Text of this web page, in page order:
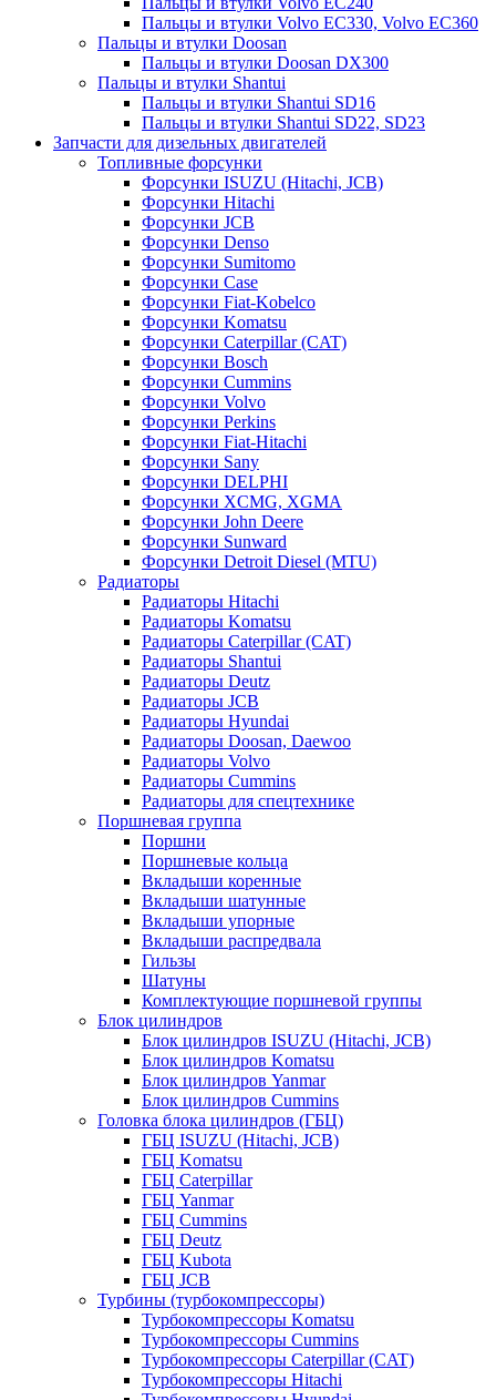
Пальцы и втулки Volvo EC330, Volvo EC360
Пальцы и втулки Doosan
Пальцы и втулки Doosan DX300
Пальцы и втулки Shantui
Пальцы и втулки Shantui SD16
Пальцы и втулки Shantui SD22, SD23
Запчасти для дизельных двигателей
Топливные форсунки
Форсунки ISUZU (Hitachi, JCB)
Форсунки Hitachi
Форсунки JCB
Форсунки Denso
Форсунки Sumitomo
Форсунки Case
Форсунки Fiat-Kobelco
Форсунки Komatsu
Форсунки Caterpillar (CAT)
Форсунки Bosch
Форсунки Cummins
Форсунки Volvo
Форсунки Perkins
Форсунки Fiat-Hitachi
Форсунки Sany
Форсунки DELPHI
Форсунки XCMG, XGMA
Форсунки John Deere
Форсунки Sunward
Форсунки Detroit Diesel (MTU)
Радиаторы
Радиаторы Hitachi
Радиаторы Komatsu
Радиаторы Caterpillar (CAT)
Радиаторы Shantui
Радиаторы Deutz
Радиаторы JCB
Радиаторы Hyundai
Радиаторы Doosan, Daewoo
Радиаторы Volvo
Радиаторы Cummins
Радиаторы для спецтехнике
Поршневая группа
Поршни
Поршневые кольца
Вкладыши коренные
Вкладыши шатунные
Вкладыши упорные
Вкладыши распредвала
Гильзы
Шатуны
Комплектующие поршневой группы
Блок цилиндров
Блок цилиндров ISUZU (Hitachi, JCB)
Блок цилиндров Komatsu
Блок цилиндров Yanmar
Блок цилиндров Cummins
Головка блока цилиндров (ГБЦ)
ГБЦ ISUZU (Hitachi, JCB)
ГБЦ Komatsu
ГБЦ Caterpillar
ГБЦ Yanmar
ГБЦ Cummins
ГБЦ Deutz
ГБЦ Kubota
ГБЦ JCB
Турбины (турбокомпрессоры)
Турбокомпрессоры Komatsu
Турбокомпрессоры Cummins
Турбокомпрессоры Caterpillar (CAT)
Турбокомпрессоры Hitachi